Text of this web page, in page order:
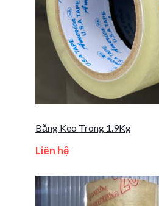
Băng Keo Trong 1.9Kg
Liên hệ